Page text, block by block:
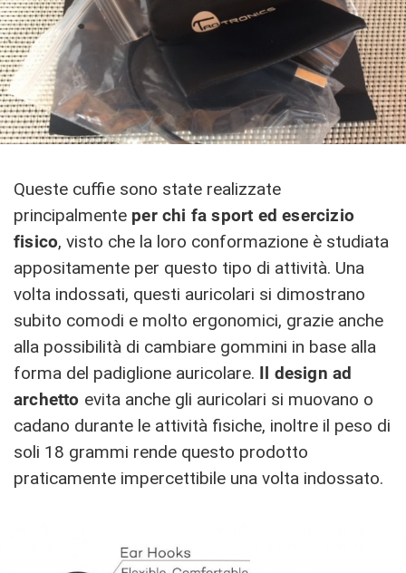
Queste cuffie sono state realizzate
principalmente per chi fa sport ed esercizio
fisico, visto che la loro conformazione è studiata
appositamente per questo tipo di attività. Una
volta indossati, questi auricolari si dimostrano
subito comodi e molto ergonomici, grazie anche
alla possibilità di cambiare gommini in base alla
forma del padiglione auricolare. Il design ad
archetto evita anche gli auricolari si muovano o
cadano durante le attività fisiche, inoltre il peso di
soli 18 grammi rende questo prodotto
praticamente impercettibile una volta indossato.